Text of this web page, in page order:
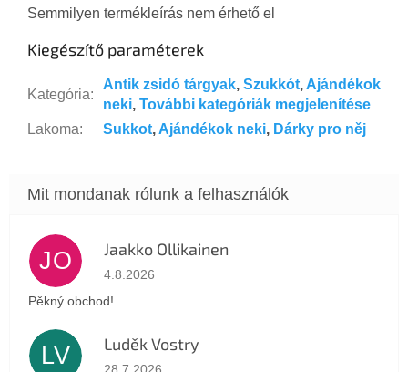
Semmilyen termékleírás nem érhető el
Kiegészítő paraméterek
Kategória:
Antik zsidó tárgyak, Szukkót, Ajándékok
neki, További kategóriák megjelenítése
Lakoma: Sukkot, Ajándékok neki, Dárky pro něj
JO Jaakko Ollikainen
Az áruház értékelése 5-ből 5 csillag.
4.8.2026
Pěkný obchod!
LV Luděk Vostry
Az áruház értékelése 5-ből 5 csillag.